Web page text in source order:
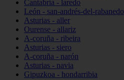
Cantabria - laredo
León - san-andrés-del-rabanedo
Asturias - aller
Ourense - allariz
A-coruña - ribeira
Asturias - siero
A-coruña - narón
Asturias - navia
Gipuzkoa - hondarribia